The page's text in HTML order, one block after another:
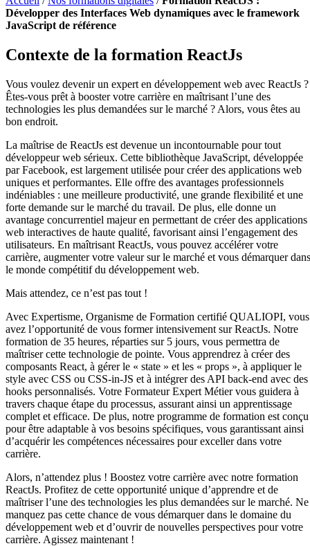
Développer des Interfaces Web dynamiques avec le framework
JavaScript de référence
Contexte de la formation ReactJs
Vous voulez devenir un expert en développement web avec ReactJs ?
Êtes-vous prêt à booster votre carrière en maîtrisant l’une des
technologies les plus demandées sur le marché ? Alors, vous êtes au
bon endroit.
La maîtrise de ReactJs est devenue un incontournable pour tout
développeur web sérieux. Cette bibliothèque JavaScript, développée
par Facebook, est largement utilisée pour créer des applications web
uniques et performantes. Elle offre des avantages professionnels
indéniables : une meilleure productivité, une grande flexibilité et une
forte demande sur le marché du travail. De plus, elle donne un
avantage concurrentiel majeur en permettant de créer des applications
web interactives de haute qualité, favorisant ainsi l’engagement des
utilisateurs. En maîtrisant ReactJs, vous pouvez accélérer votre
carrière, augmenter votre valeur sur le marché et vous démarquer dans
le monde compétitif du développement web.
Mais attendez, ce n’est pas tout !
Avec Expertisme, Organisme de Formation certifié QUALIOPI, vous
avez l’opportunité de vous former intensivement sur ReactJs. Notre
formation de 35 heures, réparties sur 5 jours, vous permettra de
maîtriser cette technologie de pointe. Vous apprendrez à créer des
composants React, à gérer le « state » et les « props », à appliquer le
style avec CSS ou CSS-in-JS et à intégrer des API back-end avec des
hooks personnalisés. Votre Formateur Expert Métier vous guidera à
travers chaque étape du processus, assurant ainsi un apprentissage
complet et efficace. De plus, notre programme de formation est conçu
pour être adaptable à vos besoins spécifiques, vous garantissant ainsi
d’acquérir les compétences nécessaires pour exceller dans votre
carrière.
Alors, n’attendez plus ! Boostez votre carrière avec notre formation
ReactJs. Profitez de cette opportunité unique d’apprendre et de
maîtriser l’une des technologies les plus demandées sur le marché. Ne
manquez pas cette chance de vous démarquer dans le domaine du
développement web et d’ouvrir de nouvelles perspectives pour votre
carrière. Agissez maintenant !